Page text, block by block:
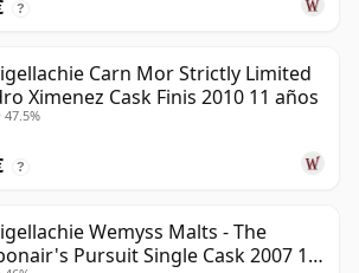
?
Carn Mor Strictly Limited
Ximenez Cask Finis 2010 11 años
47.5%
?
Wemyss Malts - The
Pursuit Single Cask 2007 15